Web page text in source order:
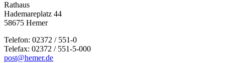
Rathaus
Hademareplatz 44
58675 Hemer
Telefon: 02372 / 551-0
Telefax: 02372 / 551-5-000
post@hemer.de